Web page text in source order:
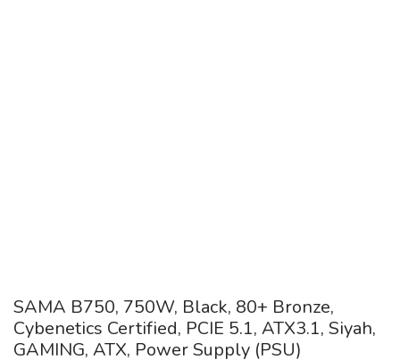
SAMA B750, 750W, Black, 80+ Bronze,
Cybenetics Certified, PCIE 5.1, ATX3.1, Siyah,
GAMING, ATX, Power Supply (PSU)